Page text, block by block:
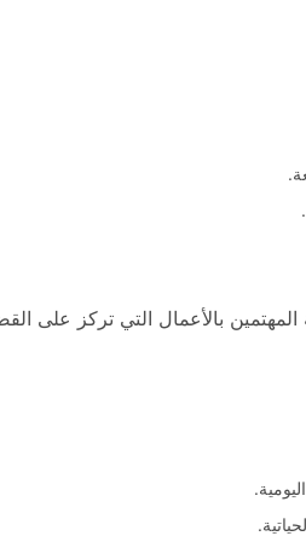
بالأعمال التي تركز على